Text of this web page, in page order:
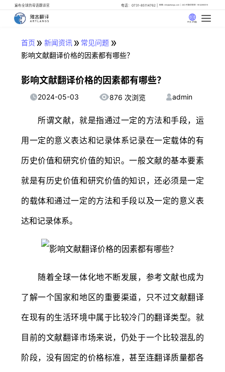
遍布全球的母语翻译官 电话：0731-85114762 邮箱: info@artlangs.com 24小时翻译管家: 18142666316
中文 (中国)
首页 » 新闻资讯» 常见问题 »
影响文献翻译价格的因素都有哪些？
影响文献翻译价格的因素都有哪些？
2024-05-03 876 次浏览 admin
所谓文献，就是指通过一定的方法和手段，运
用一定的意义表达和记录体系记录在一定载体的有
历史价值和研究价值的知识。一般文献的基本要素
就是有历史价值和研究价值的知识，还必须是一定
的载体和通过一定的方法和手段以及一定的意义表
达和记录体系。
随着全球一体化地不断发展，参考文献也成为
了解一个国家和地区的重要渠道，只不过文献翻译
在现有的生活环境中属于比较冷门的翻译类型。就
目前的文献翻译市场来说，仍处于一个比较混乱的
阶段，没有固定的价格标准，甚至连翻译质量都各